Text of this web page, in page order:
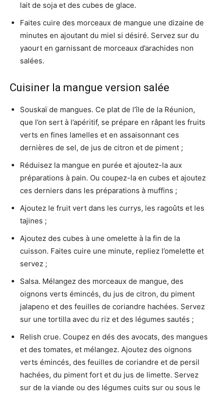
lait de soja et des cubes de glace.
Faites cuire des morceaux de mangue une dizaine de
minutes en ajoutant du miel si désiré. Servez sur du
yaourt en garnissant de morceaux d’arachides non
salées.
Cuisiner la mangue version salée
Souskaï de mangues. Ce plat de l’île de la Réunion,
que l’on sert à l’apéritif, se prépare en râpant les fruits
verts en fines lamelles et en assaisonnant ces
dernières de sel, de jus de citron et de piment ;
Réduisez la mangue en purée et ajoutez-la aux
préparations à pain. Ou coupez-la en cubes et ajoutez
ces derniers dans les préparations à muffins ;
Ajoutez le fruit vert dans les currys, les ragoûts et les
tajines ;
Ajoutez des cubes à une omelette à la fin de la
cuisson. Faites cuire une minute, repliez l’omelette et
servez ;
Salsa. Mélangez des morceaux de mangue, des
oignons verts émincés, du jus de citron, du piment
jalapeno et des feuilles de coriandre hachées. Servez
sur une tortilla avec du riz et des légumes sautés ;
Relish crue. Coupez en dés des avocats, des mangues
et des tomates, et mélangez. Ajoutez des oignons
verts émincés, des feuilles de coriandre et de persil
hachées, du piment fort et du jus de limette. Servez
sur de la viande ou des légumes cuits sur ou sous le